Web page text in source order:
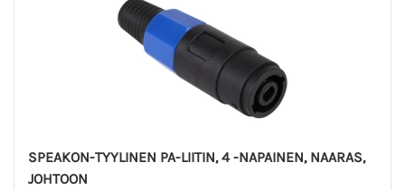
SPEAKON-TYYLINEN PA-LIITIN, 4 -NAPAINEN, NAARAS,
JOHTOON